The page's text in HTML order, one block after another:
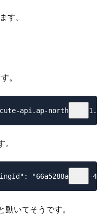
す。
。
いてそうです。